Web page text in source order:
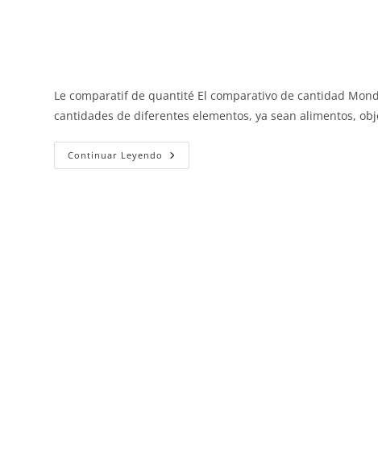
Le comparatif de quantité El comparativo de cantidad
cantidades de diferentes elementos, ya sean alimentos,
Continuar Leyendo El
Comparativo